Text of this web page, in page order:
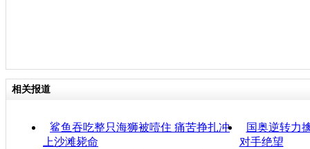
相关报道
鲨鱼吞吃整只海狮被噎住 痛苦挣扎冲
上沙滩毙命
国奥逆转力
对手绝望